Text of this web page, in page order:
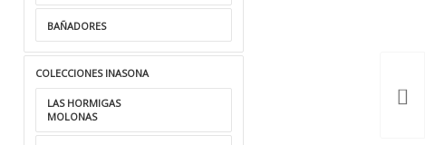
BAÑADORES
COLECCIONES INASONA
LAS HORMIGAS
MOLONAS